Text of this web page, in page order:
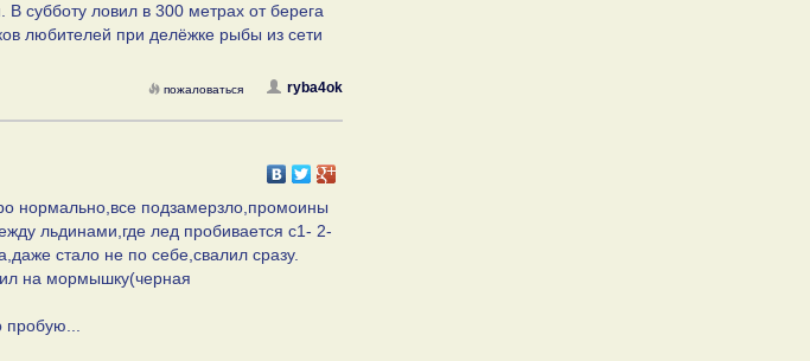
субботу ловил в 300 метрах от берега
любителей при делёжке рыбы из сети
ryba4ok
пожаловаться
нормально,все подзамерзло,промоины
льдинами,где лед пробивается с1- 2-
стало не по себе,свалил сразу.
на мормышку(черная